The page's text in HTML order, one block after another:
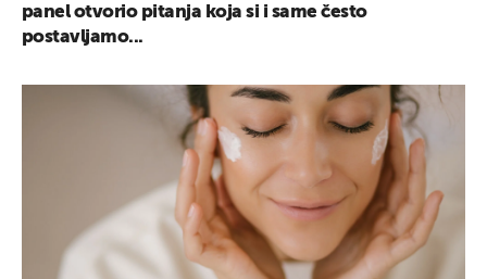
panel otvorio pitanja koja si i same često
postavljamo...